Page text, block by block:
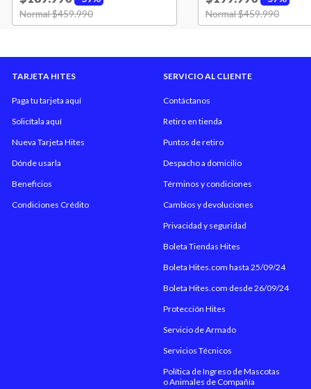
Price reduced from
Normal $459.990 Price reduced from
Normal $459.990
TARJETA HITES
Paga tu tarjeta aquí
Solicítala aquí
Nueva Tarjeta Hites
Dónde usarla
Beneficios
Condiciones Crédito
SERVICIO AL CLIENTE
Contáctanos
Retiro en tienda
Puntos de retiro
Despacho a domicilio
Términos y condiciones
Cambios y devoluciones
Privacidad y seguridad
Boleta Tiendas Hites
Boleta Hites.com hasta 25/09/24
Boleta Hites.com desde 26/09/24
Protección Hites
Servicio de Armado
Servicios Técnicos
Política de Ingreso de Mascotas
o Animales de Compañía